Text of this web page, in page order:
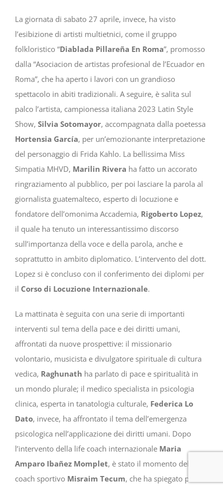
La giornata di sabato 27 aprile, invece, ha visto
l’esibizione di artisti multietnici, come il gruppo
folkloristico “Diablada Pillareña En Roma”, promosso
dalla “Asociacion de artistas profesional de l’Ecuador en
Roma”, che ha aperto i lavori con un grandioso
spettacolo in abiti tradizionali. A seguire, è salita sul
palco l’artista, campionessa italiana 2023 Latin Style
Show, Silvia Sotomayor, accompagnata dalla poetessa
Hortensia García, per un’emozionante interpretazione
del personaggio di Frida Kahlo. La bellissima Miss
Simpatia MHVD, Marilin Rivera ha fatto un accorato
ringraziamento al pubblico, per poi lasciare la parola al
giornalista guatemalteco, esperto di locuzione e
fondatore dell’omonima Accademia, Rigoberto Lopez,
il quale ha tenuto un interessantissimo discorso
sull’importanza della voce e della parola, anche e
soprattutto in ambito diplomatico. L’intervento del dott.
Lopez si è concluso con il conferimento dei diplomi per
il Corso di Locuzione Internazionale.
La mattinata è seguita con una serie di importanti
interventi sul tema della pace e dei diritti umani,
affrontati da nuove prospettive: il missionario
volontario, musicista e divulgatore spirituale di cultura
vedica, Raghunath ha parlato di pace e spiritualità in
un mondo plurale; il medico specialista in psicologia
clinica, esperta in tanatologia culturale, Federica Lo
Dato, invece, ha affrontato il tema dell’emergenza
psicologica nell’applicazione dei diritti umani. Dopo
l’intervento della life coach internazionale Maria
Amparo Ibañez Momplet, è stato il momento del
coach sportivo Misraim Tecum, che ha spiegato perché